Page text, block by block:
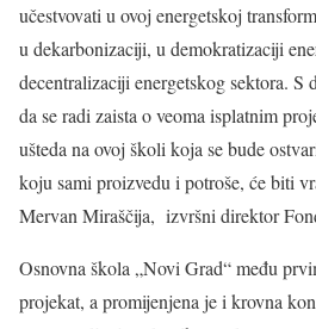
učestvovati u ovoj energetskoj
u dekarbonizaciji, u demokratizaciji
decentralizaciji energetskog sektora. S
da se radi zaista o veoma isplatnim
ušteda na ovoj školi koja se bude
koju sami proizvedu i potroše, će biti
Mervan Miraščija, izvršni direktor
Osnovna škola „Novi Grad“ među
projekat, a promijenjena je i krovna